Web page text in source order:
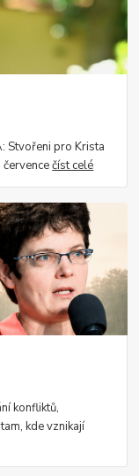
Stvořeni pro Krista
červencečíst celé
konfliktů,
kde vznikají